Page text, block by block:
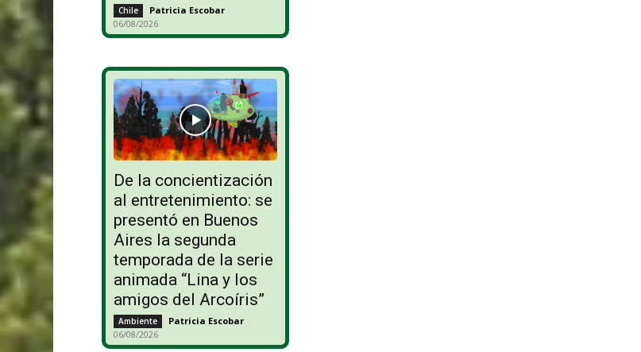
Chile Patricia Escobar -
06/08/2026
De la concientización
al entretenimiento: se
presentó en Buenos
Aires la segunda
temporada de la serie
animada “Lina y los
amigos del Arcoíris”
Ambiente Patricia Escobar -
06/08/2026